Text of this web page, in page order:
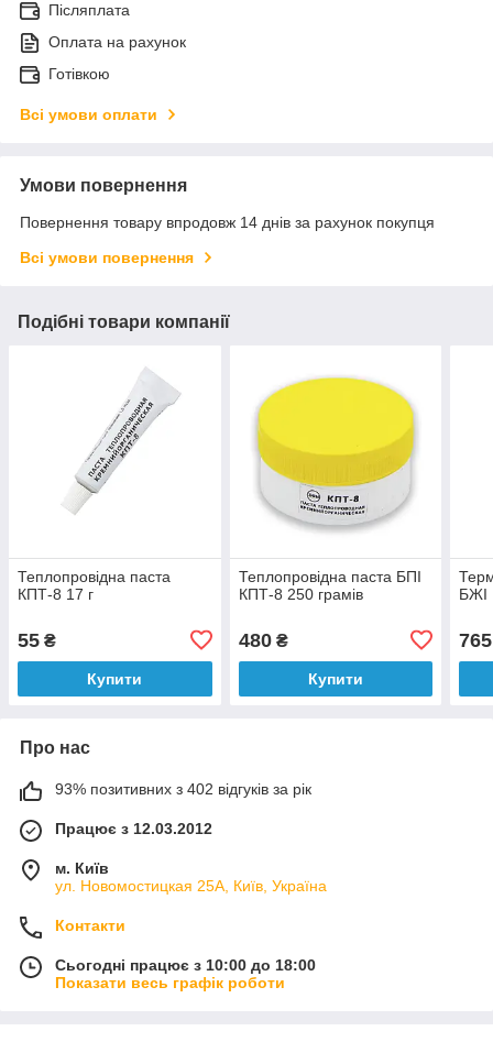
Післяплата
Оплата на рахунок
Готівкою
Всі умови оплати
Умови повернення
Повернення товару впродовж 14 днів за рахунок покупця
Всі умови повернення
Подібні товари компанії
Теплопровідна паста
КПТ-8 17 г
55 ₴
Купити
Теплопровідна паста БПІ
КПТ-8 250 грамів
480₴
Купити
БЖІ
765
Про нас
93% позитивних з 402 відгуків за рік
Працює з 12.03.2012
м. Київ
ул. Новомостицкая 25А, Київ, Україна
Контакти
Сьогодні працює з 10:00 до 18:00
Показати весь графік роботи